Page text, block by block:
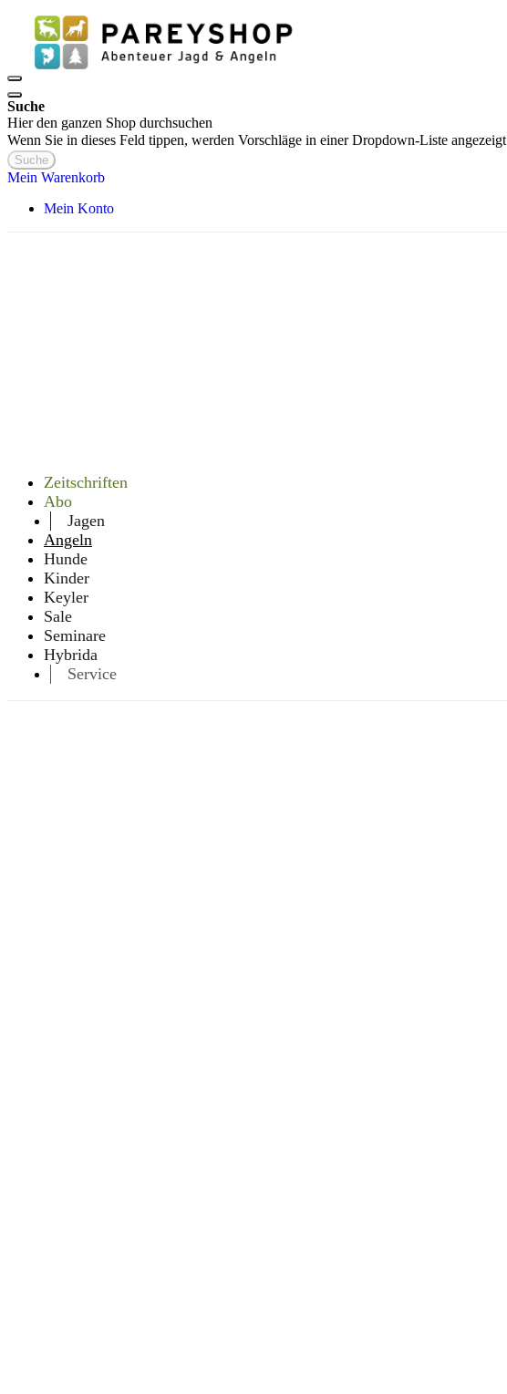
Suche
Hier den ganzen Shop durchsuchen
Wenn Sie in dieses Feld tippen, werden Vorschläge in einer Dropdown-Liste angezeigt
Suche
Mein Warenkorb
Mein Konto
Zeitschriften
Abo
Jagen
Angeln
Hunde
Kinder
Keyler
Sale
Seminare
Hybrida
Service